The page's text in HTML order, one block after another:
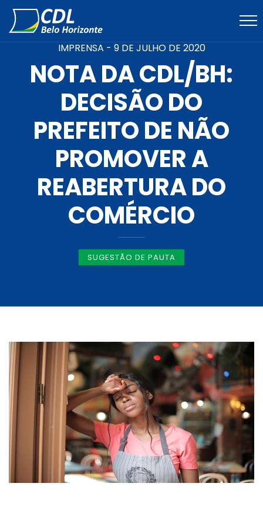
IMPRENSA - 9 DE JULHO DE 2020
NOTA DA CDL/BH:
DECISÃO DO
PREFEITO DE NÃO
PROMOVER A
REABERTURA DO
COMÉRCIO
SUGESTÃO DE PAUTA